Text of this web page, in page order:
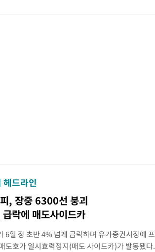
헤드라인
, 장중 6300선 붕괴
락에 매도사이드카
6일 장 초반 4% 넘게 급락하며 유가증권시장에 프
도호가 일시효력정지(매도 사이드카)가 발동됐다.